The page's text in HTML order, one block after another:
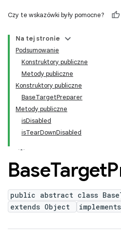
Czy te wskazówki były pomocne?
Na tej stronie
Podsumowanie
Konstruktory publiczne
Metody publiczne
Konstruktory publiczne
BaseTargetPreparer
Metody publiczne
isDisabled
isTearDownDisabled
BaseTarget
public abstract class
extends Object
implements